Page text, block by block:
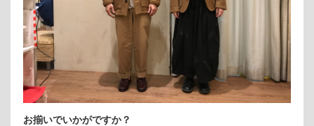
お揃いでいかがですか？